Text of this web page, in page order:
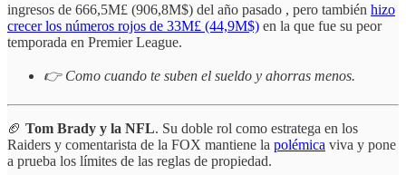
ingresos de 666,5M£ (906,8M$) del año pasado , pero también hizo
crecer los números rojos de 33M£ (44,9M$) en la que fue su peor
temporada en Premier League.
👉 Como cuando te suben el sueldo y ahorras menos.
🏈 Tom Brady y la NFL. Su doble rol como estratega en los
Raiders y comentarista de la FOX mantiene la polémica viva y pone
a prueba los límites de las reglas de propiedad.